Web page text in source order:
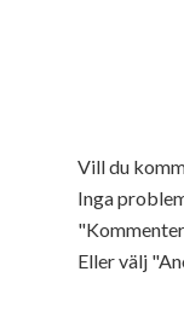
Vill du
Inga
Eller välj